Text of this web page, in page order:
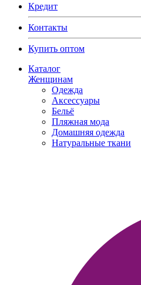
Кредит
Контакты
Купить оптом
Каталог
Женщинам
Одежда
Аксессуары
Бельё
Пляжная мода
Домашняя одежда
Натуральные ткани